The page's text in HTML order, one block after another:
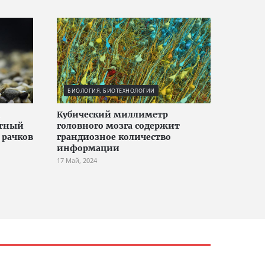
БИОЛОГИЯ, БИОТЕХНОЛОГИИ
Кубический миллиметр
головного мозга содержит
грандиозное количество
информации
17 Май, 2024